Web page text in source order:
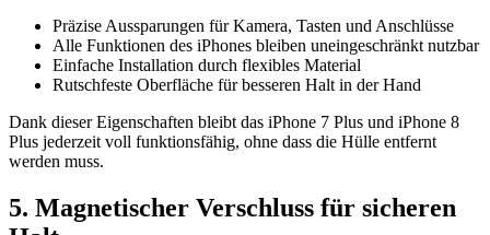
Präzise Aussparungen für Kamera, Tasten und Anschlüsse
Alle Funktionen des iPhones bleiben uneingeschränkt nutzbar
Einfache Installation durch flexibles Material
Rutschfeste Oberfläche für besseren Halt in der Hand
Dank dieser Eigenschaften bleibt das iPhone 7 Plus und iPhone 8
Plus jederzeit voll funktionsfähig, ohne dass die Hülle entfernt
werden muss.
5. Magnetischer Verschluss für sicheren